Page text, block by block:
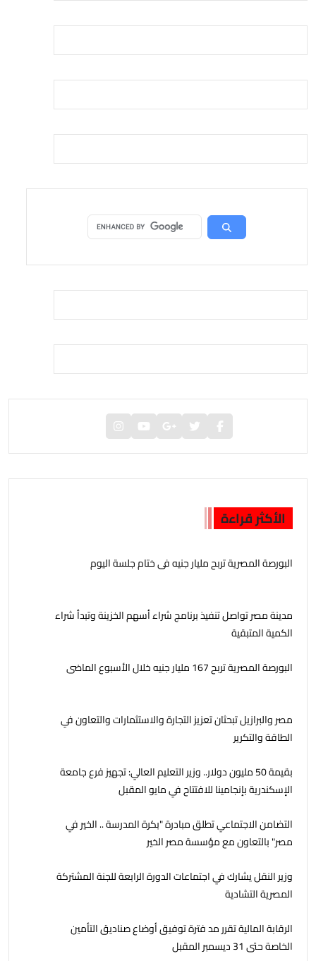
الأكثر قراءة
البورصة المصرية تربح مليار جنيه فى ختام جلسة اليوم
مدينة مصر تواصل تنفيذ برنامج شراء أسهم الخزينة وتبدأ شراء
الكمية المتبقية
البورصة المصرية تربح 167 مليار جنيه خلال الأسبوع الماضى
مصر والبرازيل تبحثان تعزيز التجارة والاستثمارات والتعاون في
الطاقة والتكرير
بقيمة 50 مليون دولار.. وزير التعليم العالي: تجهيز فرع جامعة
الإسكندرية بإنجامينا للافتتاح في مايو المقبل
التضامن الاجتماعي تطلق مبادرة "بكرة المدرسة .. الخير في
مصر" بالتعاون مع مؤسسة مصر الخير
وزير النقل يشارك في اجتماعات الدورة الرابعة للجنة المشتركة
المصرية التشادية
الرقابة المالية تقرر مد فترة توفيق أوضاع صناديق التأمين
الخاصة حتى 31 ديسمبر المقبل